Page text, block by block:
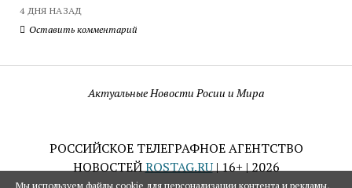
4 ДНЯ НАЗАД
Оставить комментарий
Актуальные Новости Росии и Мира
РОССИЙСКОЕ ТЕЛЕГРАФНОЕ АГЕНТСТВО
НОВОСТЕЙROSTAG.RU| 16+ | 2026
Мы используем файлы cookie для персонализации контента и рекламы,